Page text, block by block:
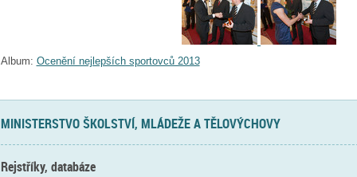
Album: Ocenění nejlepších sportovců 2013
MINISTERSTVO ŠKOLSTVÍ, MLÁDEŽE A TĚLOVÝCHOVY
Rejstříky, databáze